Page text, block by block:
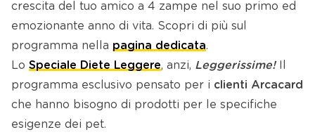
crescita del tuo amico a 4 zampe nel suo primo ed
emozionante anno di vita. Scopri di più sul
programma nella pagina dedicata.
Lo Speciale Diete Leggere, anzi, Leggerissime!Il
programma esclusivo pensato per i clienti Arcacard
che hanno bisogno di prodotti per le specifiche
esigenze dei pet.